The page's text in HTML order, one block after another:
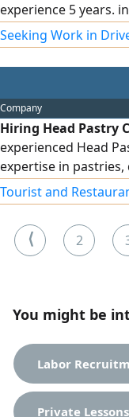
experience 5 years.
Dhabi) if anyone
or company
Seeking Work in
Company
Hiring Head Pastry
experienced Head
expertise in
HACCP Level 3
are preferred. Apply
Tourist and
⟨ 2
You might be
Labor
Private Lessons